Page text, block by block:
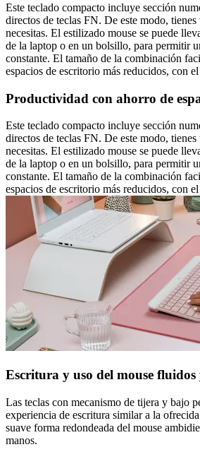
Este teclado compacto incluye sección
directos de teclas FN. De este modo, tienes
necesitas. El estilizado mouse se puede
de la laptop o en un bolsillo, para permitir
constante. El tamaño de la combinación
espacios de escritorio más reducidos, con
Productividad con ahorro de
Este teclado compacto incluye sección
directos de teclas FN. De este modo, tienes
necesitas. El estilizado mouse se puede
de la laptop o en un bolsillo, para permitir
constante. El tamaño de la combinación
espacios de escritorio más reducidos, con
Escritura y uso del mouse
Las teclas con mecanismo de tijera y bajo
experiencia de escritura similar a la
suave forma redondeada del mouse
manos.